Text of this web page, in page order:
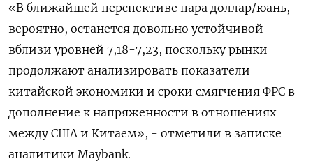
«В ближайшей перспективе пара доллар/юань,
вероятно, останется довольно устойчивой
вблизи уровней 7,18-7,23, поскольку рынки
продолжают анализировать показатели
китайской экономики и сроки смягчения ФРС в
дополнение к напряженности в отношениях
между США и Китаем», - отметили в записке
аналитики Maybank.